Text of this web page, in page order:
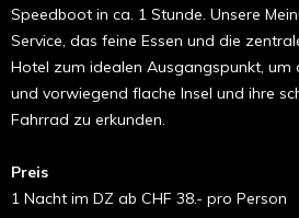
Speedboot in ca. 1 Stunde. Unsere
Service, das feine Essen und die
Hotel zum idealen Ausgangspunkt, um
und vorwiegend flache Insel und ihre
Fahrrad zu erkunden.
Preis
1 Nacht im DZ ab CHF 38.- pro Person